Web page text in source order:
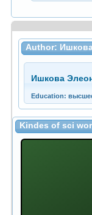
Author:
Ишкова
Education:
Kindes of sci